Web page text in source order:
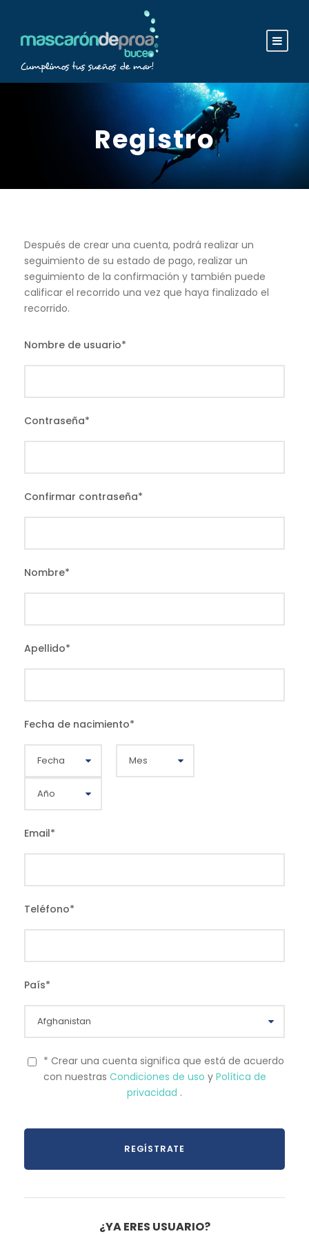
Registro
Después de crear una cuenta, podrá realizar un
seguimiento de su estado de pago, realizar un
seguimiento de la confirmación y también puede
calificar el recorrido una vez que haya finalizado el
recorrido.
Nombre de usuario*
Contraseña*
Confirmar contraseña*
Nombre*
Apellido*
Fecha de nacimiento*
Email*
Teléfono*
País*
* Crear una cuenta significa que está de acuerdo
con nuestras Condiciones de uso y Política de
privacidad .
¿YA ERES USUARIO?